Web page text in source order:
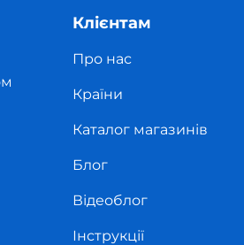
Клієнтам
Про нас
Країни
Каталог магазинів
Блог
Відеоблог
Інструкції